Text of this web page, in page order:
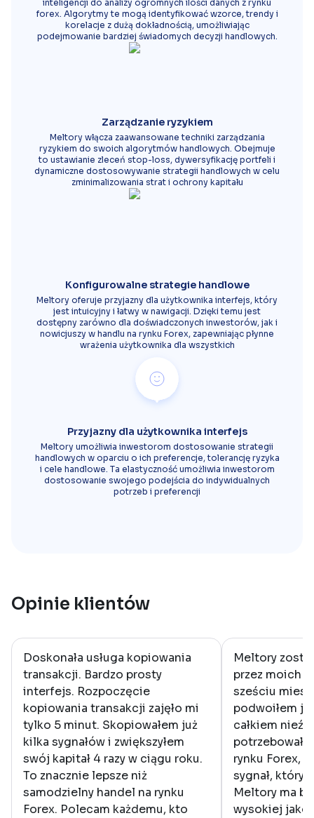
inteligencji do analizy ogromnych ilości danych z rynku
forex. Algorytmy te mogą identyfikować wzorce, trendy i
korelacje z dużą dokładnością, umożliwiając
podejmowanie bardziej świadomych decyzji handlowych.
Zarządzanie ryzykiem
Meltory włącza zaawansowane techniki zarządzania
ryzykiem do swoich algorytmów handlowych. Obejmuje
to ustawianie zleceń stop-loss, dywersyfikację portfeli i
dynamiczne dostosowywanie strategii handlowych w celu
zminimalizowania strat i ochrony kapitału
Konfigurowalne strategie handlowe
Meltory oferuje przyjazny dla użytkownika interfejs, który
jest intuicyjny i łatwy w nawigacji. Dzięki temu jest
dostępny zarówno dla doświadczonych inwestorów, jak i
nowicjuszy w handlu na rynku Forex, zapewniając płynne
wrażenia użytkownika dla wszystkich
Przyjazny dla użytkownika interfejs
Meltory umożliwia inwestorom dostosowanie strategii
handlowych w oparciu o ich preferencje, tolerancję ryzyka
i cele handlowe. Ta elastyczność umożliwia inwestorom
dostosowanie swojego podejścia do indywidualnych
potrzeb i preferencji
Opinie klientów
Doskonała usługa kopiowania
transakcji. Bardzo prosty
interfejs. Rozpoczęcie
kopiowania transakcji zajęło mi
tylko 5 minut. Skopiowałem już
kilka sygnałów i zwiększyłem
swój kapitał 4 razy w ciągu roku.
To znacznie lepsze niż
samodzielny handel na rynku
Forex. Polecam każdemu, kto
Meltory
przez moich
sześciu
podwoiłem
całkiem
rynku Forex,
sygnał, który
Meltory ma
wysokiej